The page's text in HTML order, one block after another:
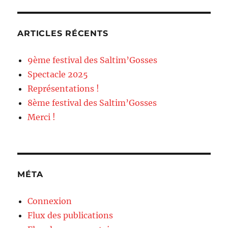
ARTICLES RÉCENTS
9ème festival des Saltim’Gosses
Spectacle 2025
Représentations !
8ème festival des Saltim’Gosses
Merci !
MÉTA
Connexion
Flux des publications